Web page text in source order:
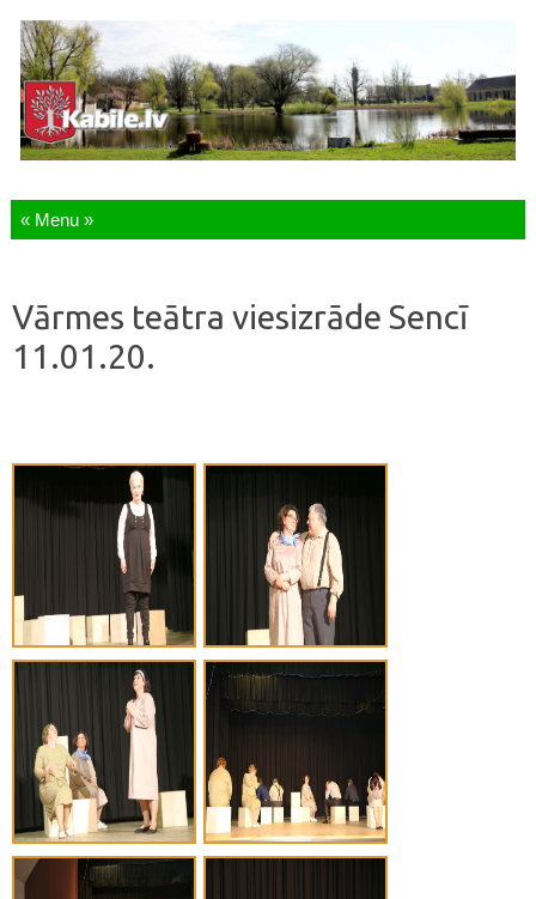
Skip to content
Vārmes teātra viesizrāde Sencī
11.01.20.